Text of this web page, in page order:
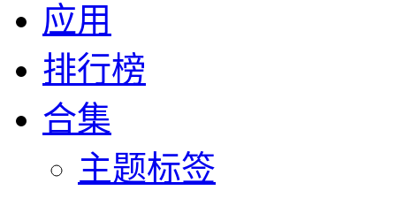
应用
排行榜
合集
主题标签